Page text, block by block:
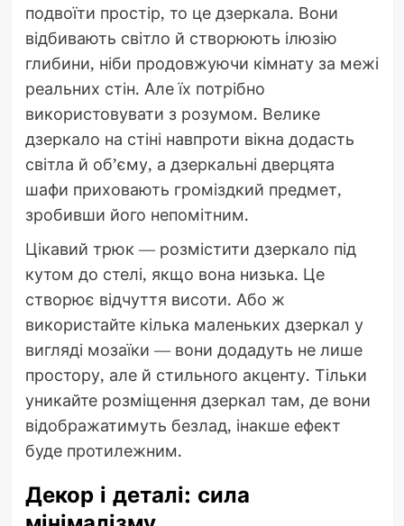
подвоїти простір, то це дзеркала. Вони
відбивають світло й створюють ілюзію
глибини, ніби продовжуючи кімнату за межі
реальних стін. Але їх потрібно
використовувати з розумом. Велике
дзеркало на стіні навпроти вікна додасть
світла й об’єму, а дзеркальні дверцята
шафи приховають громіздкий предмет,
зробивши його непомітним.
Цікавий трюк — розмістити дзеркало під
кутом до стелі, якщо вона низька. Це
створює відчуття висоти. Або ж
використайте кілька маленьких дзеркал у
вигляді мозаїки — вони додадуть не лише
простору, але й стильного акценту. Тільки
уникайте розміщення дзеркал там, де вони
відображатимуть безлад, інакше ефект
буде протилежним.
Декор і деталі: сила